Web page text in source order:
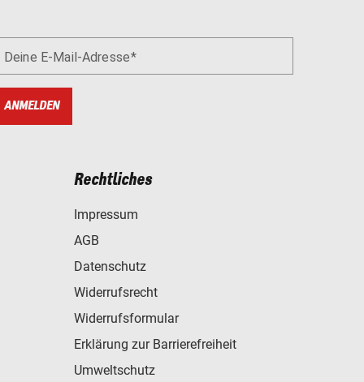
Deine E-Mail-Adresse
ANMELDEN
Rechtliches
Impressum
AGB
Datenschutz
Widerrufsrecht
Widerrufsformular
Erklärung zur Barrierefreiheit
Umweltschutz